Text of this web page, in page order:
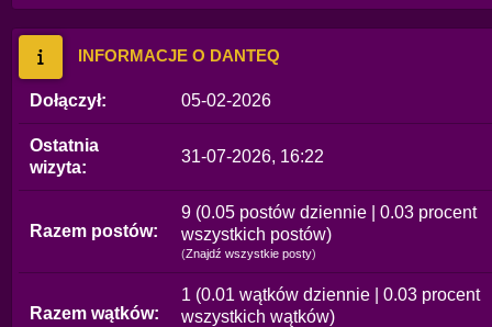
INFORMACJE O DANTEQ
Dołączył: 05-02-2026
Ostatnia
wizyta:
31-07-2026, 16:22
Razem postów:
9 (0.05 postów dziennie | 0.03 procent
wszystkich postów)
(Znajdź wszystkie posty)
Razem wątków:
1 (0.01 wątków dziennie | 0.03 procent
wszystkich wątków)